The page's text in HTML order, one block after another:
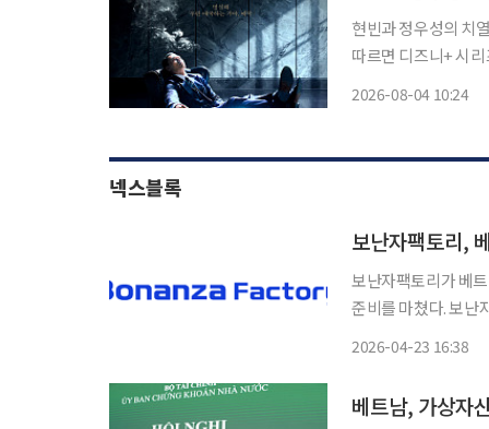
현빈과 정우성의 치열한
따르면 디즈니+ 시리즈 '
2026-08-04 10:24
넥스블록
보난자팩토리,
보난자팩토리가 베
준비를 마쳤다. 보난자팩토리는 22일(현지시간) 베트남 군인상업은행(MB은행·MBBank)
2026-04-23 16:38
베트남, 가상자